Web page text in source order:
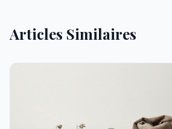
Articles Similaires